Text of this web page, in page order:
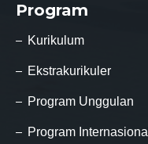
Program
Kurikulum
Ekstrakurikuler
Program Unggulan
Program Internasional